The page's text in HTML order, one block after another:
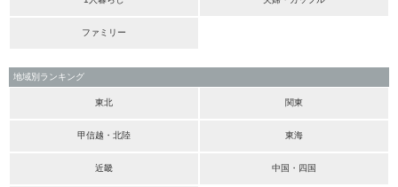
ファミリー
地域別ランキング
東北 関東
甲信越・北陸 東海
近畿 中国・四国